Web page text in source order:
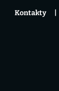
Kontakty